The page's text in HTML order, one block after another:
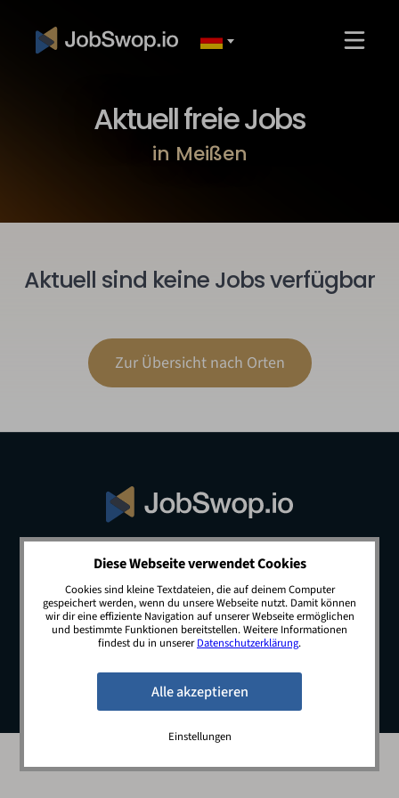
Aktuell freie Jobs
in Meißen
Aktuell sind keine Jobs verfügbar
Zur Übersicht nach Orten
© 2026 JobSwop.io · All rights reserved.
Blog Jobs Newsletter
Kontakt
Preise
Impressum Datenschutz
Diese Webseite verwendet Cookies
Cookies sind kleine Textdateien, die auf deinem Computer
gespeichert werden, wenn du unsere Webseite nutzt. Damit können
wir dir eine effiziente Navigation auf unserer Webseite ermöglichen
und bestimmte Funktionen bereitstellen. Weitere Informationen
findest du in unsererDatenschutzerklärung.
Einstellungen